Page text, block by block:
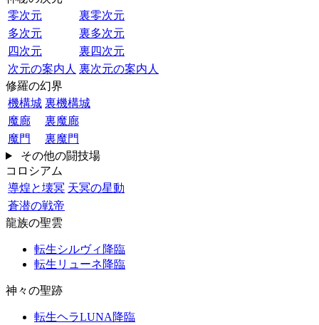
零次元
裏零次元
多次元
裏多次元
四次元
裏四次元
次元の案内人 裏次元の案内人
修羅の幻界
機構城 裏機構城
魔廊
裏魔廊
魔門
裏魔門
その他の闘技場
コロシアム
導煌と壊冥 天冥の星動
蒼潜の戦帝
龍族の聖雲
転生シルヴィ降臨
転生リューネ降臨
神々の聖跡
転生ヘラLUNA降臨